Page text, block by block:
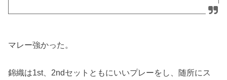
マレー強かった。
錦織は1st、2ndセットともにいいプレーをし、随所にス